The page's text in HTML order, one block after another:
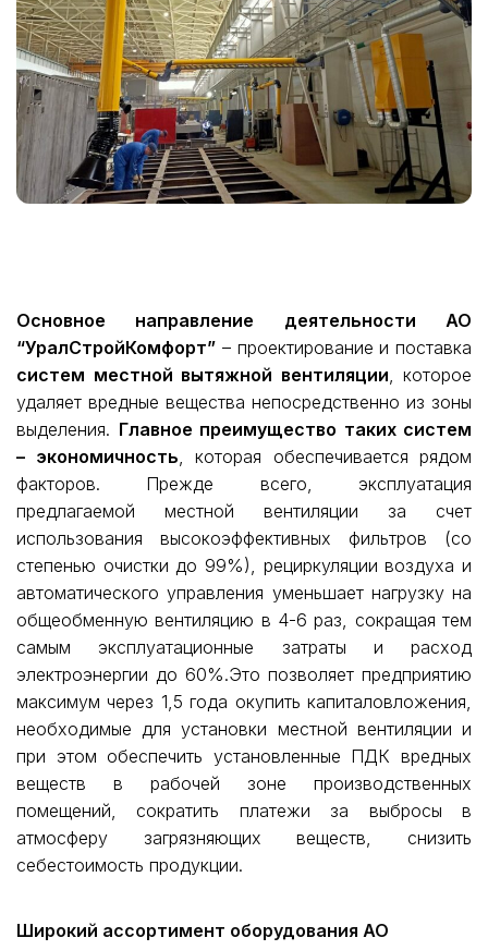
Основное направление деятельности АО
“УралСтройКомфорт” – проектирование и поставка
систем местной вытяжной вентиляции, которое
удаляет вредные вещества непосредственно из зоны
выделения. Главное преимущество таких систем
– экономичность, которая обеспечивается рядом
факторов. Прежде всего, эксплуатация
предлагаемой местной вентиляции за счет
использования высокоэффективных фильтров (со
степенью очистки до 99%), рециркуляции воздуха и
автоматического управления уменьшает нагрузку на
общеобменную вентиляцию в 4-6 раз, сокращая тем
самым эксплуатационные затраты и расход
электроэнергии до 60%.Это позволяет предприятию
максимум через 1,5 года окупить капиталовложения,
необходимые для установки местной вентиляции и
при этом обеспечить установленные ПДК вредных
веществ в рабочей зоне производственных
помещений, сократить платежи за выбросы в
атмосферу загрязняющих веществ, снизить
себестоимость продукции.
Широкий ассортимент оборудования АО